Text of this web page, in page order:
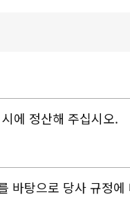
에 정산해 주십시오.
바탕으로 당사 규정에